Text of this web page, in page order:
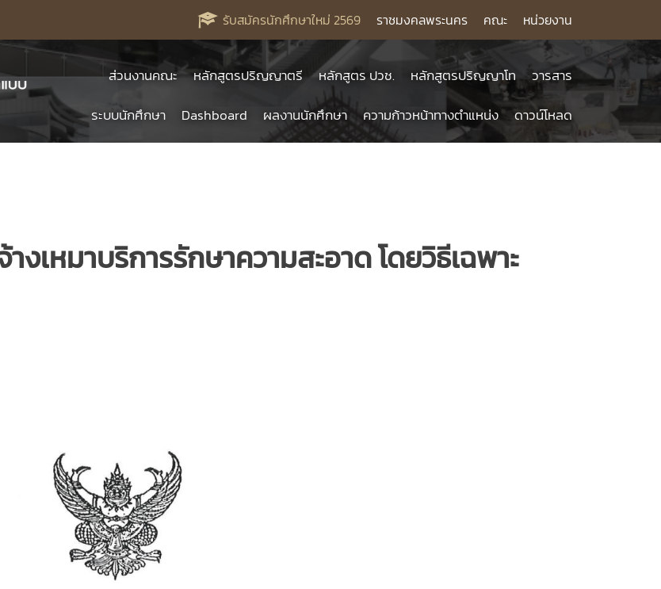
รับสมัครนักศึกษาใหม่ 2569 ราชมงคลพระนคร คณะ หน่วยงาน
ส่วนงานคณะ หลักสูตรปริญญาตรี หลักสูตร ปวช. หลักสูตรปริญญาโท
วารสาร
ระบบนักศึกษา
Dashboard ผลงานนักศึกษา ความก้าวหน้าทางตำแหน่ง ดาวน์โหลด
งเหมาบริการรักษาความสะอาด โดยวิธีเฉพาะ